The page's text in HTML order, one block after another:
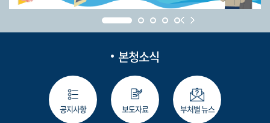
본청소식
공지사항 보도자료 부처별 뉴스